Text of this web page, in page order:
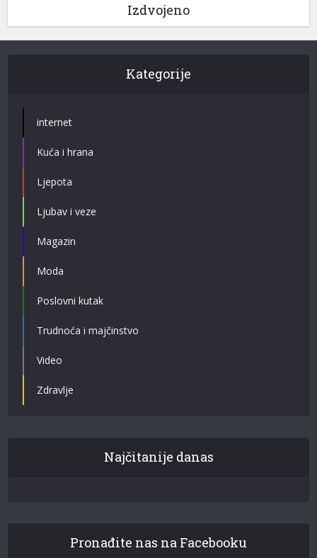
Izdvojeno
Kategorije
internet
Kuća i hrana
Ljepota
Ljubav i veze
Magazin
Moda
Poslovni kutak
Trudnoća i majčinstvo
Video
Zdravlje
Najčitanije danas
Pronađite nas na Facebooku